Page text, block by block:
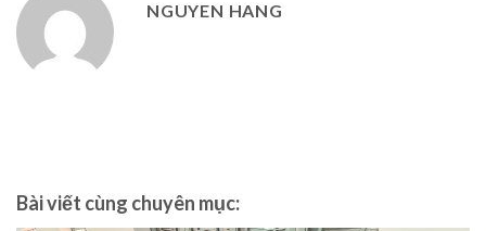
NGUYEN HANG
Bài viết cùng chuyên mục: